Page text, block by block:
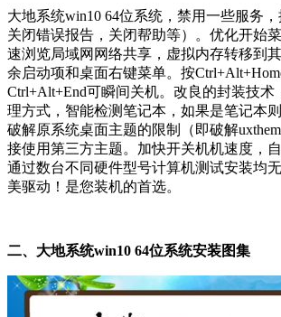
大地系统win10 64位系统，禁用一些服务
关闭错误报告，关闭帮助等）。优化开始
速浏览局域网网络共享，虚拟内存转移到
余启动项和桌面右键菜单。按
Ctrl+Alt+End可瞬间关机。改良的封装技术
理方式，智能检测笔记本，如果是笔记本
破解原系统桌面主题的限制（即破解
接使用第三方主题。加快开关机机速度，
通过数台不同硬件型号计算机测试安装均
美驱动！是您装机的首选。
二、大地系统win10 64位系统安装图集